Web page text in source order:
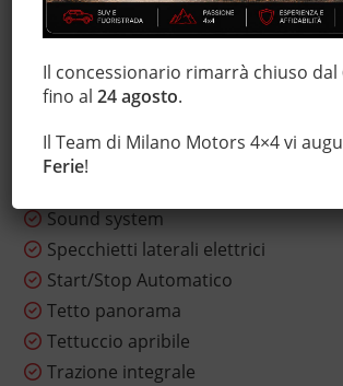
Luci diurne
Marmitta catalitica
Monitoraggio pressione pneumatici
Servosterzo
Sound system
Specchietti laterali elettrici
Start/Stop Automatico
Tetto panorama
Tettuccio apribile
Trazione integrale
Il concessionario rimarrà chiuso dal
fino al24 agosto.
Il Team di Milano Motors 4×4 vi
Ferie!